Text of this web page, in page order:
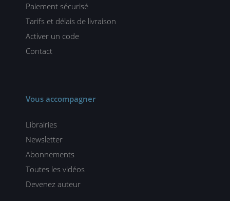
Paiement sécurisé
Tarifs et délais de livraison
Activer un code
Contact
Vous accompagner
Librairies
Newsletter
Abonnements
Toutes les vidéos
Devenez auteur